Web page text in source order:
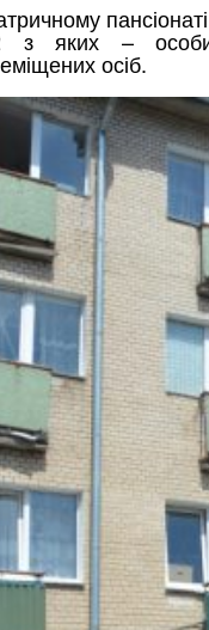
з яких –
осіб.